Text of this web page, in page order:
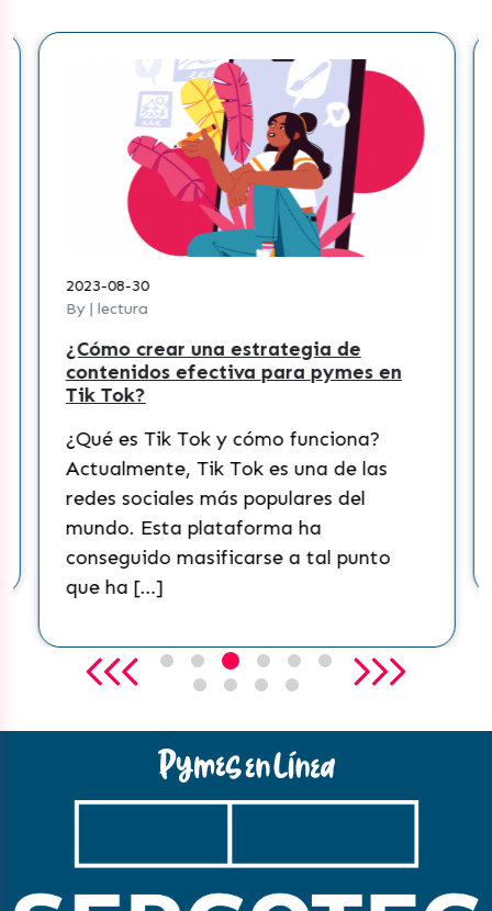
2023-08-30
By | lectura
¿Cómo crear una estrategia de
contenidos efectiva para pymes en
Tik Tok?
¿Qué es Tik Tok y cómo funciona?
Actualmente, Tik Tok es una de las
redes sociales más populares del
mundo. Esta plataforma ha
conseguido masificarse a tal punto
que ha […]